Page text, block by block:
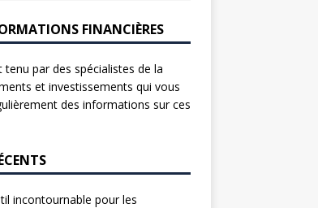
FINANCIÈRES
par des spécialistes de la
et investissements qui vous
des informations sur ces
incontournable pour les